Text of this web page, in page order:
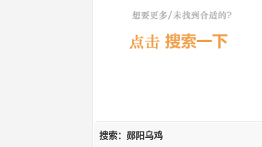
搜索：郧阳乌鸡